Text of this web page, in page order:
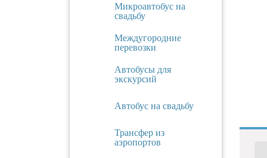
Микроавтобус на
свадьбу
Междугородние
перевозки
Автобусы для
экскурсий
Автобус на свадьбу
Трансфер из
аэропортов